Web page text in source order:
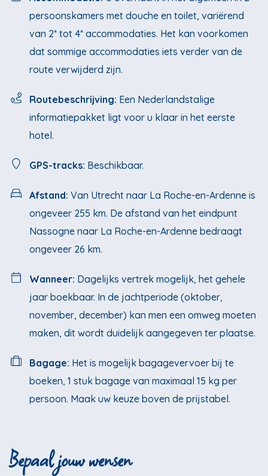
persoonskamers met douche en toilet, variërend
van 2* tot 4* accommodaties. Het kan voorkomen
dat sommige accommodaties iets verder van de
route verwijderd zijn.
Routebeschrijving: Een Nederlandstalige
informatiepakket ligt voor u klaar in het eerste
hotel.
GPS-tracks: Beschikbaar.
Afstand: Van Utrecht naar La Roche-en-Ardenne is
ongeveer 255 km. De afstand van het eindpunt
Nassogne naar La Roche-en-Ardenne bedraagt
ongeveer 26 km.
Wanneer: Dagelijks vertrek mogelijk, het gehele
jaar boekbaar. In de jachtperiode (oktober,
november, december) kan men een omweg moeten
maken, dit wordt duidelijk aangegeven ter plaatse.
Bagage: Het is mogelijk bagagevervoer bij te
boeken, 1 stuk bagage van maximaal 15 kg per
persoon. Maak uw keuze boven de prijstabel.
Bepaal jouw wensen